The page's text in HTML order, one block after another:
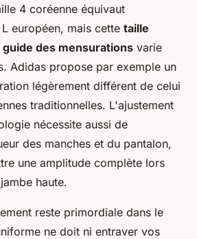
4 coréenne équivaut
européen, mais cette taille
des mensurations varie
Adidas propose par exemple un
légèrement différent de celui
traditionnelles. L'ajustement
nécessite aussi de
des manches et du pantalon,
une amplitude complète lors
haute.
reste primordiale dans le
ne doit ni entraver vos